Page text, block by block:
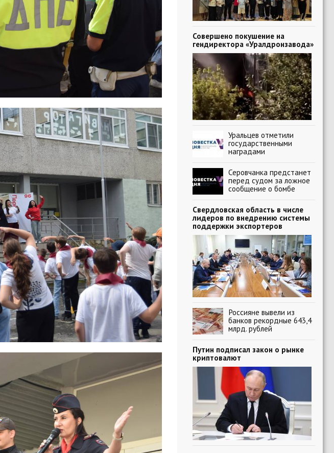
Совершено покушение на
гендиректора «Уралдронзавода»
Уральцев отметили
государственными
наградами
Серовчанка предстанет
перед судом за ложное
сообщение о бомбе
Свердловская область в числе
лидеров по внедрению системы
поддержки экспортеров
Россияне вывели из
банков рекордные 643,4
млрд. рублей
Путин подписал закон о рынке
криптовалют